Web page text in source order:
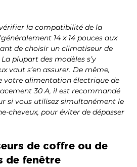
la compatibilité de la
14 x 14 pouces aux
de choisir un climatiseur de
plupart des modèles s’y
vaut s’en assurer. De même,
votre alimentation électrique de
30 A, il est recommandé
si vous utilisez simultanément le
cheveux, pour éviter de dépasser
de coffre ou de
de fenêtre